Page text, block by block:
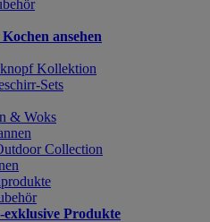
ansehen
Kollektion
Sets
& Woks
Collection
exklusive Produkte